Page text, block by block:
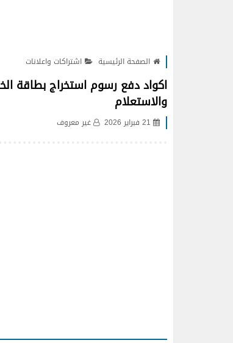
الصفحة الرئيسية اشتراكات واعلانات
اكواد دفع رسوم استخراج بطاقة
والاستعلام
21 فبراير 2026 غير معروف